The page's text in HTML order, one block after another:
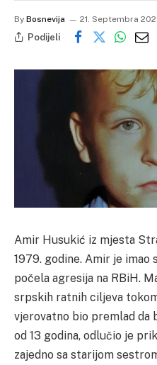
By Bosnevija 21. Septembra
Podijeli
Amir Husukić iz mjesta
1979. godine. Amir je imao
počela agresija na RBiH.
srpskih ratnih ciljeva
vjerovatno bio premlad da
od 13 godina, odlučio je
zajedno sa starijom